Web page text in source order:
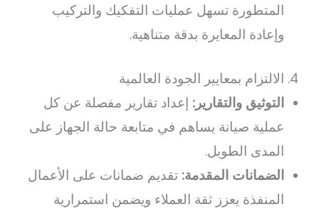
المتطورة تسهل عمليات التفكيك والتركيب
وإعادة المعايرة بدقة متناهية.
4. الالتزام بمعايير الجودة العالمية
التوثيق والتقارير: إعداد تقارير مفصلة عن كل
عملية صيانة يساهم في متابعة حالة الجهاز على
المدى الطويل.
الضمانات المقدمة: تقديم ضمانات على الأعمال
المنفذة يعزز ثقة العملاء ويضمن استمرارية